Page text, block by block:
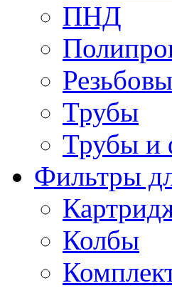
ПНД
Трубы
Трубы и
Фильтры
Колбы